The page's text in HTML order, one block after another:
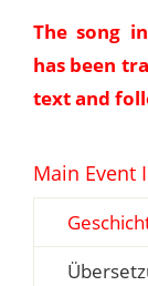
The song
has been
text and
Main Event